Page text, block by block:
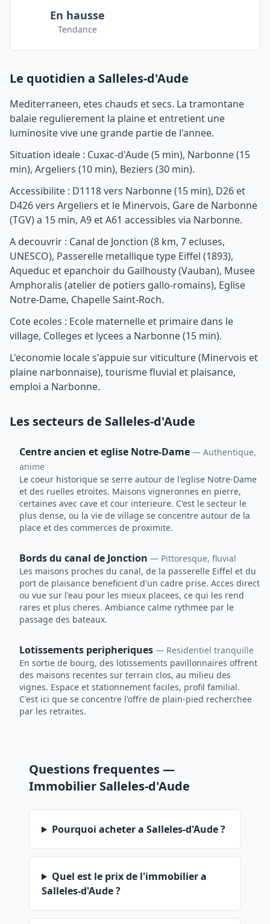
En hausse
Tendance
Le quotidien a Salleles-d'Aude
Mediterraneen, etes chauds et secs. La tramontane
balaie regulierement la plaine et entretient une
luminosite vive une grande partie de l'annee.
Situation ideale : Cuxac-d'Aude (5 min), Narbonne (15
min), Argeliers (10 min), Beziers (30 min).
Accessibilite : D1118 vers Narbonne (15 min), D26 et
D426 vers Argeliers et le Minervois, Gare de Narbonne
(TGV) a 15 min, A9 et A61 accessibles via Narbonne.
A decouvrir : Canal de Jonction (8 km, 7 ecluses,
UNESCO), Passerelle metallique type Eiffel (1893),
Aqueduc et epanchoir du Gailhousty (Vauban), Musee
Amphoralis (atelier de potiers gallo-romains), Eglise
Notre-Dame, Chapelle Saint-Roch.
Cote ecoles : Ecole maternelle et primaire dans le
village, Colleges et lycees a Narbonne (15 min).
L'economie locale s'appuie sur viticulture (Minervois et
plaine narbonnaise), tourisme fluvial et plaisance,
emploi a Narbonne.
Les secteurs de Salleles-d'Aude
Centre ancien et eglise Notre-Dame — Authentique,
anime
Le coeur historique se serre autour de l'eglise Notre-Dame
et des ruelles etroites. Maisons vigneronnes en pierre,
certaines avec cave et cour interieure. C'est le secteur le
plus dense, ou la vie de village se concentre autour de la
place et des commerces de proximite.
Bords du canal de Jonction — Pittoresque, fluvial
Les maisons proches du canal, de la passerelle Eiffel et du
port de plaisance beneficient d'un cadre prise. Acces direct
ou vue sur l'eau pour les mieux placees, ce qui les rend
rares et plus cheres. Ambiance calme rythmee par le
passage des bateaux.
Lotissements peripheriques — Residentiel tranquille
En sortie de bourg, des lotissements pavillonnaires offrent
des maisons recentes sur terrain clos, au milieu des
vignes. Espace et stationnement faciles, profil familial.
C'est ici que se concentre l'offre de plain-pied recherchee
par les retraites.
Questions frequentes —
Immobilier Salleles-d'Aude
Pourquoi acheter a Salleles-d'Aude ?
Quel est le prix de l'immobilier a
Salleles-d'Aude ?